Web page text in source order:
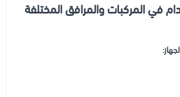
في المركبات والمرافق المختلفة